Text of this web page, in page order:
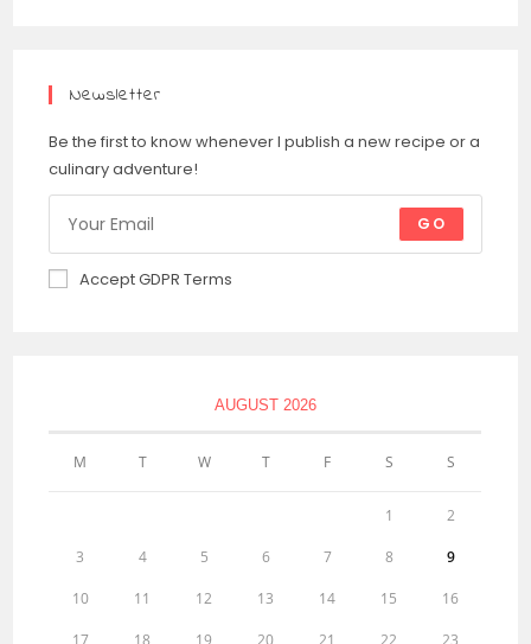
Newsletter
Be the first to know whenever I publish a new recipe or a
culinary adventure!
GO
Accept GDPR Terms
AUGUST 2026
M T W T F S S
1 2
3 4 5 6 7 8 9
10 11 12 13 14 15 16